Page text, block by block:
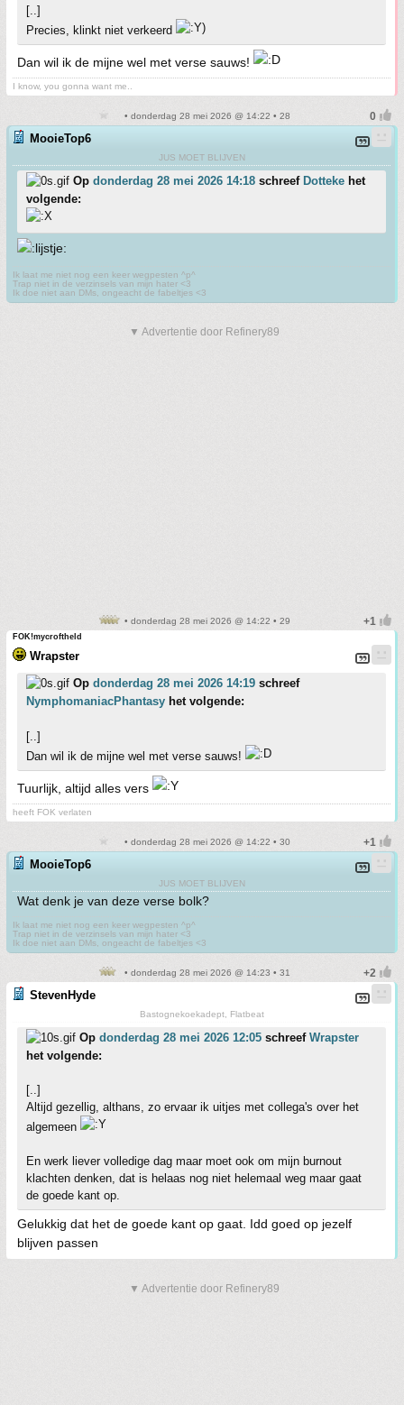
[..]
Precies, klinkt niet verkeerd
Dan wil ik de mijne wel met verse sauws!
I know, you gonna want me..
• donderdag 28 mei 2026 @ 14:22 • 28
MooieTop6
JUS MOET BLIJVEN
Op donderdag 28 mei 2026 14:18 schreef Dotteke het
volgende:
Ik laat me niet nog een keer wegpesten ^p^
Trap niet in de verzinsels van mijn hater <3
Ik doe niet aan DMs, ongeacht de fabeltjes <3
▼ Advertentie door Refinery89
• donderdag 28 mei 2026 @ 14:22 • 29
FOK!mycroftheld
Wrapster
Op donderdag 28 mei 2026 14:19 schreef
NymphomaniacPhantasy het volgende:
[..]
Dan wil ik de mijne wel met verse sauws!
Tuurlijk, altijd alles vers
heeft FOK verlaten
• donderdag 28 mei 2026 @ 14:22 • 30
MooieTop6
JUS MOET BLIJVEN
Wat denk je van deze verse bolk?
Ik laat me niet nog een keer wegpesten ^p^
Trap niet in de verzinsels van mijn hater <3
Ik doe niet aan DMs, ongeacht de fabeltjes <3
• donderdag 28 mei 2026 @ 14:23 • 31
StevenHyde
Bastognekoekadept, Flatbeat
Op donderdag 28 mei 2026 12:05 schreef Wrapster
het volgende:
[..]
Altijd gezellig, althans, zo ervaar ik uitjes met collega's over het
algemeen
En werk liever volledige dag maar moet ook om mijn burnout
klachten denken, dat is helaas nog niet helemaal weg maar gaat
de goede kant op.
Gelukkig dat het de goede kant op gaat. Idd goed op jezelf
blijven passen
▼ Advertentie door Refinery89